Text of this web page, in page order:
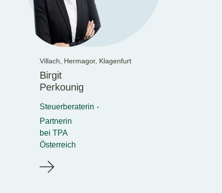
Villach, Hermagor, Klagenfurt
Birgit
Perkounig
Steuerberaterin
Partnerin
bei TPA
Österreich